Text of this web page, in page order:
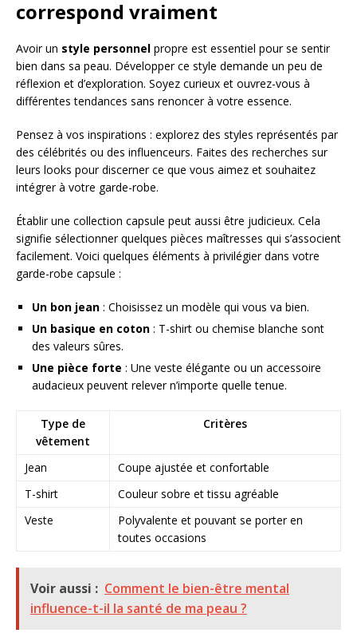
correspond vraiment
Avoir un style personnel propre est essentiel pour se sentir
bien dans sa peau. Développer ce style demande un peu de
réflexion et d’exploration. Soyez curieux et ouvrez-vous à
différentes tendances sans renoncer à votre essence.
Pensez à vos inspirations : explorez des styles représentés par
des célébrités ou des influenceurs. Faites des recherches sur
leurs looks pour discerner ce que vous aimez et souhaitez
intégrer à votre garde-robe.
Établir une collection capsule peut aussi être judicieux. Cela
signifie sélectionner quelques pièces maîtresses qui s’associent
facilement. Voici quelques éléments à privilégier dans votre
garde-robe capsule :
Un bon jean : Choisissez un modèle qui vous va bien.
Un basique en coton : T-shirt ou chemise blanche sont
des valeurs sûres.
Une pièce forte : Une veste élégante ou un accessoire
audacieux peuvent relever n’importe quelle tenue.
Type de
vêtement
Critères
Jean
Coupe ajustée et confortable
T-shirt
Couleur sobre et tissu agréable
Veste
Polyvalente et pouvant se porter en
toutes occasions
Voir aussi : Comment le bien-être mental
influence-t-il la santé de ma peau ?